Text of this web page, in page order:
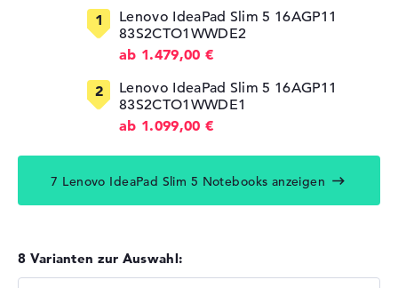
Lenovo IdeaPad Slim 5 16AGP11
83S2CTO1WWDE2
ab 1.479,00 €
Lenovo IdeaPad Slim 5 16AGP11
83S2CTO1WWDE1
ab 1.099,00 €
7 Lenovo IdeaPad Slim 5 Notebooks anzeigen
8 Varianten zur Auswahl: